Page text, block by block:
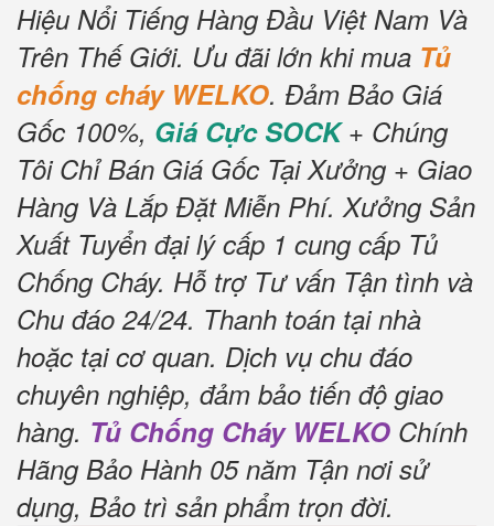
Hiệu Nổi Tiếng Hàng Đầu Việt Nam Và
Trên Thế Giới. Ưu đãi lớn khi mua Tủ
chống cháy WELKO. Đảm Bảo Giá
Gốc 100%, Giá Cực SOCK+ Chúng
Tôi Chỉ Bán Giá Gốc Tại Xưởng + Giao
Hàng Và Lắp Đặt Miễn Phí. Xưởng Sản
Xuất Tuyển đại lý cấp 1 cung cấp Tủ
Chống Cháy. Hỗ trợ Tư vấn Tận tình và
Chu đáo 24/24. Thanh toán tại nhà
hoặc tại cơ quan. Dịch vụ chu đáo
chuyên nghiệp, đảm bảo tiến độ giao
hàng. Tủ Chống Cháy WELKO Chính
Hãng Bảo Hành 05 năm Tận nơi sử
dụng, Bảo trì sản phẩm trọn đời.